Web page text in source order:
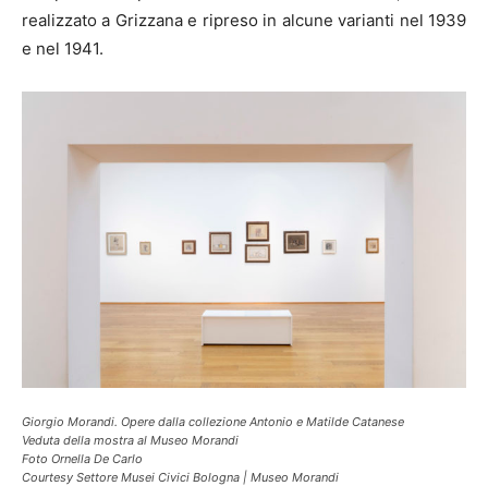
realizzato a Grizzana e ripreso in alcune varianti nel 1939
e nel 1941.
Giorgio Morandi. Opere dalla collezione Antonio e Matilde Catanese
Veduta della mostra al Museo Morandi
Foto Ornella De Carlo
Courtesy Settore Musei Civici Bologna | Museo Morandi